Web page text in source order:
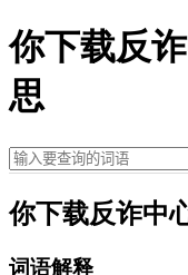
你下载反
思
你下载反诈中
词语解释